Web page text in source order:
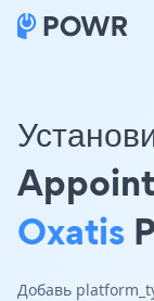
Oxatis
Добавь